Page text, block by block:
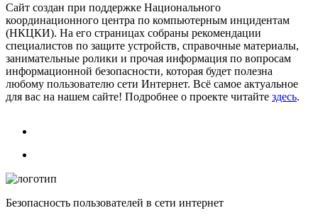
Сайт создан при поддержке Национального
координационного центра по компьютерным инцидентам
(НКЦКИ). На его страницах собраны рекомендации
специалистов по защите устройств, справочные материалы,
занимательные ролики и прочая информация по вопросам
информационной безопасности, которая будет полезна
любому пользователю сети Интернет. Всё самое актуальное
для вас на нашем сайте! Подробнее о проекте читайте здесь.
Безопасность пользователей в сети интернет